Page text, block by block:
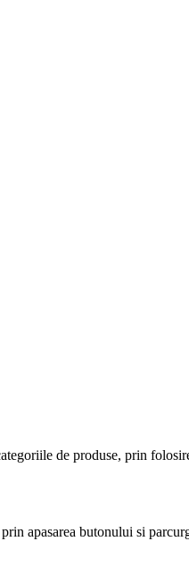
de produse, prin
apasarea butonului si